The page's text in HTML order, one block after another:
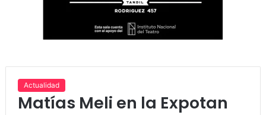
Actualidad
Matías Meli en la Expotan